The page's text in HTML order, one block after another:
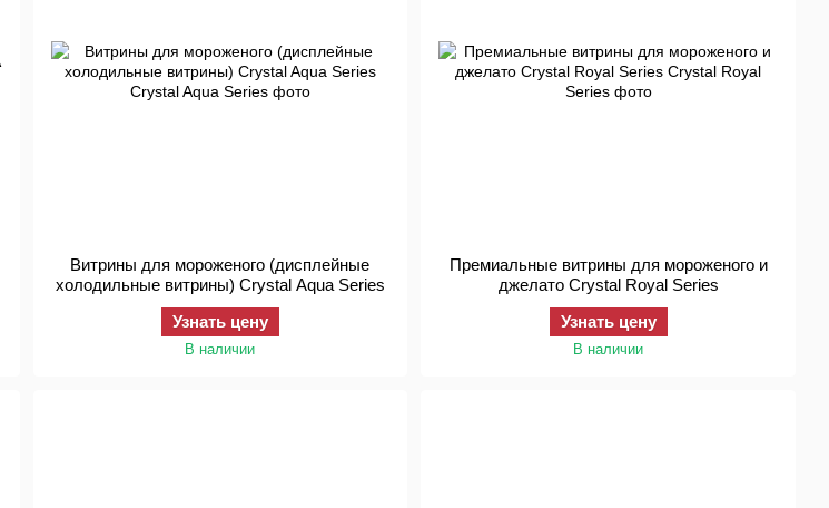
Витрины для мороженого (дисплейные
холодильные витрины) Crystal Aqua Series
Узнать цену
В наличии
Премиальные витрины для мороженого и
джелато Crystal Royal Series
Узнать цену
В наличии